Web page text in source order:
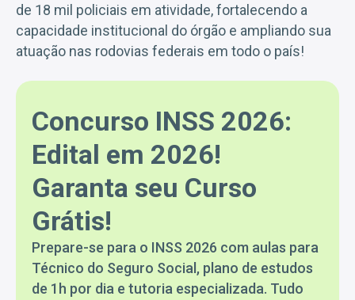
de 18 mil policiais em atividade, fortalecendo a
capacidade institucional do órgão e ampliando sua
atuação nas rodovias federais em todo o país!
Concurso INSS 2026:
Edital em 2026!
Garanta seu Curso
Grátis!
Prepare-se para o INSS 2026 com aulas para
Técnico do Seguro Social, plano de estudos
de 1h por dia e tutoria especializada. Tudo